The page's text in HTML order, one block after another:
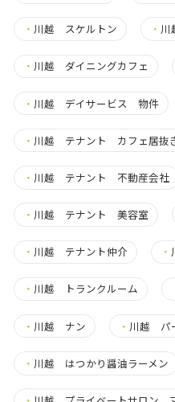
・ 川越 スケルトン ・ 川
・ 川越 ダイニングカフェ
・ 川越 デイサービス 物件
・ 川越 テナント カフェ居抜
・ 川越 テナント 不動産会社
・ 川越 テナント 美容室
・ 川越 テナント仲介 ・
・ 川越 トランクルーム
・ 川越 ナン ・ 川越 パ
・ 川越 はつかり醤油ラーメン